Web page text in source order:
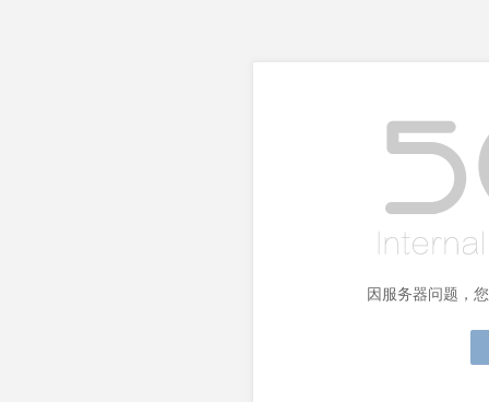
因服务器问题，